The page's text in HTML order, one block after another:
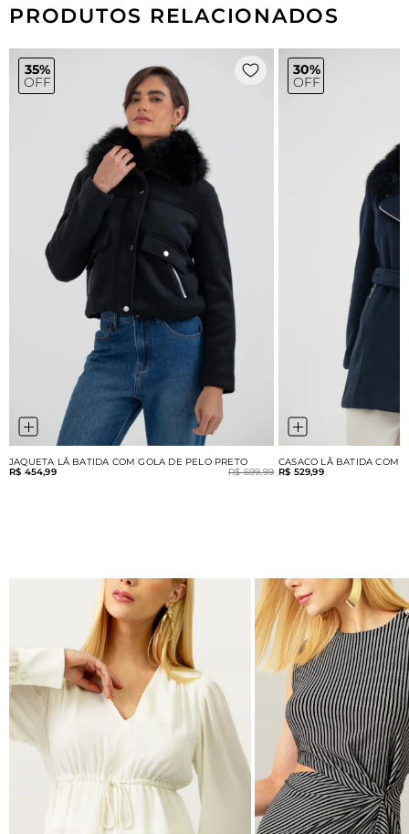
PRODUTOS RELACIONADOS
35%
OFF
JAQUETA LÃ BATIDA COM GOLA DE PELO PRETO
R$ 454,99
R$ 699,99
30%
OFF
CASACO LÃ BATIDA COM
R$ 529,99